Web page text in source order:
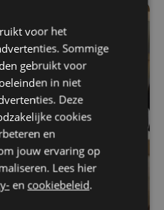
voor het
Sommige
gebruikt voor
in niet
Deze
cookies
en
jouw ervaring op
Lees hier
en cookiebeleid.